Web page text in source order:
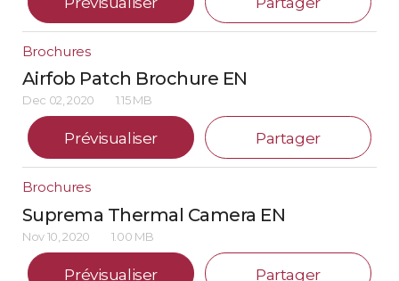
Brochures
Airfob Patch Brochure EN
Dec 02, 2020 1.15 MB
Prévisualiser Partager
Brochures
Suprema Thermal Camera EN
Nov 10, 2020 1.00 MB
Prévisualiser Partager